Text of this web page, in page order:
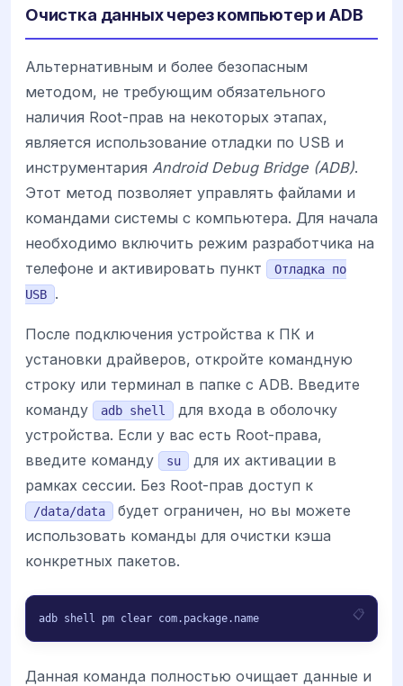
Очистка данных через компьютер и ADB
Альтернативным и более безопасным
методом, не требующим обязательного
наличия Root-прав на некоторых этапах,
является использование отладки по USB и
инструментария Android Debug Bridge (ADB).
Этот метод позволяет управлять файлами и
командами системы с компьютера. Для начала
необходимо включить режим разработчика на
телефоне и активировать пункт
Отладка по
USB
.
После подключения устройства к ПК и
установки драйверов, откройте командную
строку или терминал в папке с ADB. Введите
команду
adb shell
для входа в оболочку
устройства. Если у вас есть Root-права,
введите команду
su
для их активации в
рамках сессии. Без Root-прав доступ к
/data/data
будет ограничен, но вы можете
использовать команды для очистки кэша
конкретных пакетов.
adb shell pm clear com.package.name
Данная команда полностью очищает данные и